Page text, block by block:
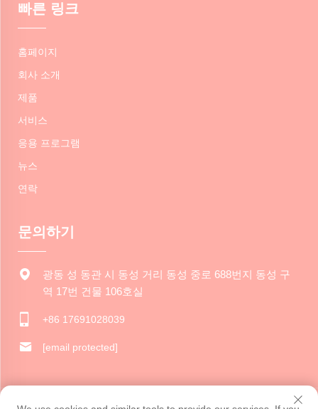
빠른 링크
홈페이지
회사 소개
제품
서비스
응용 프로그램
뉴스
연락
문의하기
광동 성 동관 시 동성 거리 동성 중로 688번지 동성 구
역 17번 건물 106호실
+86 17691028039
[email protected]
저작권 © 2024 동관 자루이 문화 창의력 유한 회사. 모든 권리 보유.